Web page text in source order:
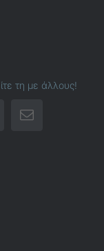
τη με άλλους!
Email